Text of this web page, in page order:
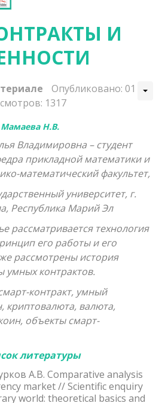
И
Опубликовано: 01
1317
Мамаева Н.В.
Владимировна – студент
прикладной математики и
математический факультет,
университет, г.
Республика Марий Эл
рассматривается технология
его работы и его
рассмотрены история
умных контрактов.
контракт, умный
криптовалюта, валюта,
объекты смарт-
литературы
А.В. Comparative analysis
market // Scientific enquiry
world: theoretical basiсs and